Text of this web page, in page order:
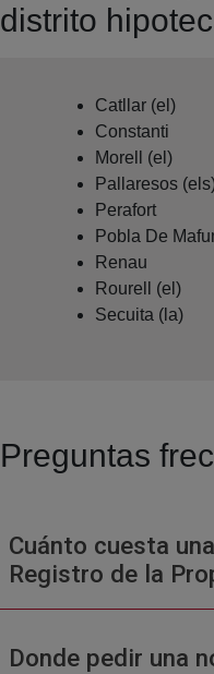
distrito
Catllar (el)
Constanti
Morell (el)
Pallaresos
Perafort
Pobla De
Renau
Rourell (el)
Secuita (la)
Preguntas
Cuánto cuesta
Registro de la
Donde pedir una